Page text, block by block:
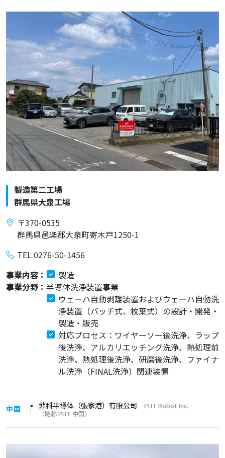
製造第二工場
群馬県大泉工場
〒370-0535
群馬県邑楽郡大泉町寄木戸1250-1
TEL 0276-50-1456
事業内容：
製造
事業分野： 半導体洗浄装置事業
ウェーハ自動剥離装置およびウェーハ自動洗
浄装置（バッチ式、枚葉式）の設計・開発・
製造・販売
対応プロセス：ワイヤーソー後洗浄、ラップ
後洗浄、アルカリエッチング洗浄、熱処理前
洗浄、熱処理後洗浄、研磨後洗浄、ファイナ
ル洗浄（FINAL洗浄）関連装置
中国 菲科半導体（張家港）有限公司PHT Robot Inc.
（略称 PHT 中国）